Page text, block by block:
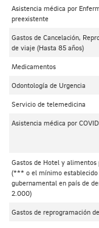
Asistencia médica por
preexistente
Gastos de Cancelación,
de viaje (Hasta 85 años)
Medicamentos
Odontología de Urgencia
Servicio de telemedicina
Asistencia médica por
Gastos de Hotel y alimentos
(*** o el mínimo
gubernamental en país de
2.000)
Gastos de reprogramación